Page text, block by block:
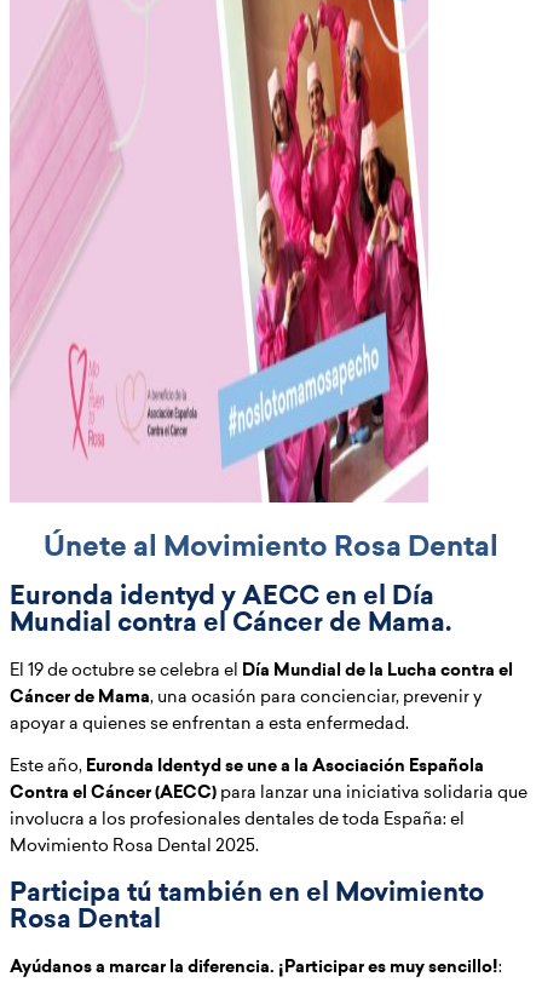
Únete al Movimiento Rosa Dental
Euronda identyd y AECC en el Día
Mundial contra el Cáncer de Mama.
El 19 de octubre se celebra el Día Mundial de la Lucha contra el
Cáncer de Mama, una ocasión para concienciar, prevenir y
apoyar a quienes se enfrentan a esta enfermedad.
Este año, Euronda Identyd se une a la Asociación Española
Contra el Cáncer (AECC) para lanzar una iniciativa solidaria que
involucra a los profesionales dentales de toda España: el
Movimiento Rosa Dental 2025.
Participa tú también en el Movimiento
Rosa Dental
Ayúdanos a marcar la diferencia. ¡Participar es muy sencillo!: